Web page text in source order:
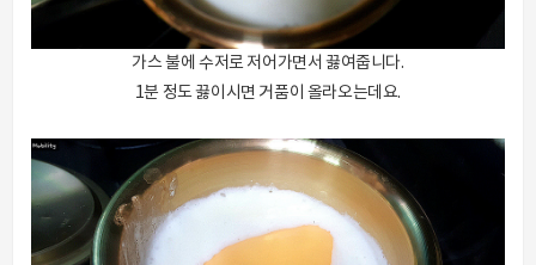
가스 불에 수저로 저어가면서 끓여줍니다.
1분 정도 끓이시면 거품이 올라오는데요.